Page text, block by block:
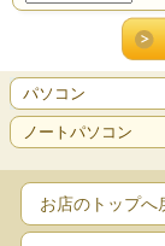
パソコン
ノートパソコン
お店のトップへ